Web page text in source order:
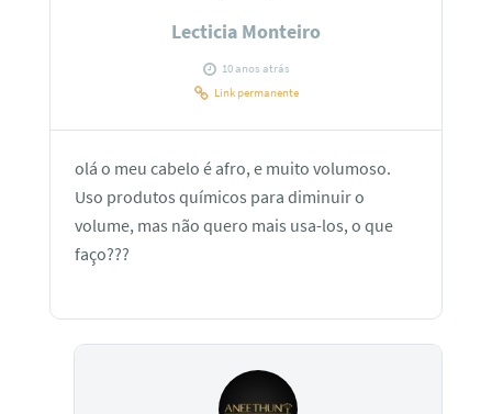
Lecticia Monteiro
10 anos atrás
Link permanente
olá o meu cabelo é afro, e muito volumoso.
Uso produtos químicos para diminuir o
volume, mas não quero mais usa-los, o que
faço???